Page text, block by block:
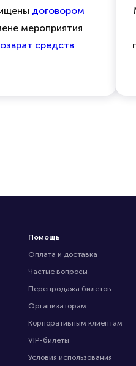
договором
мероприятия
средств
Помощь
Оплата и доставка
Частые вопросы
Перепродажа билетов
Организаторам
Корпоративным клиентам
VIP-билеты
Условия использования